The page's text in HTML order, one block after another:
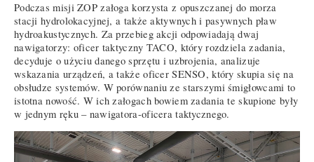
Podczas misji ZOP załoga korzysta z opuszczanej do morza
stacji hydrolokacyjnej, a także aktywnych i pasywnych pław
hydroakustycznych. Za przebieg akcji odpowiadają dwaj
nawigatorzy: oficer taktyczny TACO, który rozdziela zadania,
decyduje o użyciu danego sprzętu i uzbrojenia, analizuje
wskazania urządzeń, a także oficer SENSO, który skupia się na
obsłudze systemów. W porównaniu ze starszymi śmigłowcami to
istotna nowość. W ich załogach bowiem zadania te skupione były
w jednym ręku – nawigatora-oficera taktycznego.